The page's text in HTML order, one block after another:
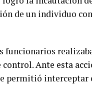
de un individuo
funcionarios
Ante esta
permitió